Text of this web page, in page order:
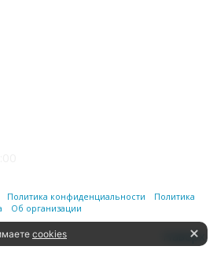
Политика конфиденциальности
Политика
Об организации
Наверх
cookies